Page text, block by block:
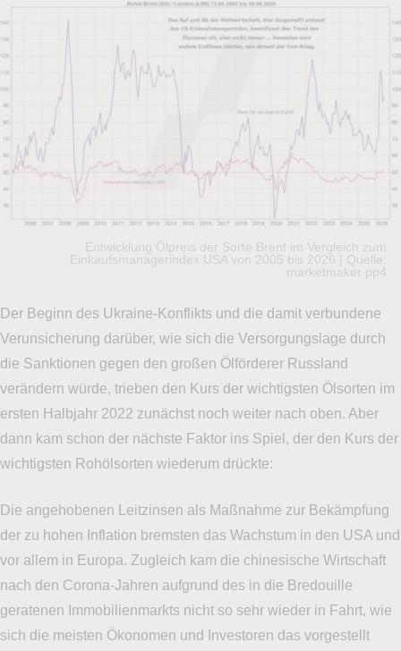
Entwicklung Ölpreis der Sorte Brent im Vergleich zum
Einkaufsmanagerindex USA von 2005 bis 2026 | Quelle:
marketmaker pp4
Der Beginn des Ukraine-Konflikts und die damit verbundene
Verunsicherung darüber, wie sich die Versorgungslage durch
die Sanktionen gegen den großen Ölförderer Russland
verändern würde, trieben den Kurs der wichtigsten Ölsorten im
ersten Halbjahr 2022 zunächst noch weiter nach oben. Aber
dann kam schon der nächste Faktor ins Spiel, der den Kurs der
wichtigsten Rohölsorten wiederum drückte:
Die angehobenen Leitzinsen als Maßnahme zur Bekämpfung
der zu hohen Inflation bremsten das Wachstum in den USA und
vor allem in Europa. Zugleich kam die chinesische Wirtschaft
nach den Corona-Jahren aufgrund des in die Bredouille
geratenen Immobilienmarkts nicht so sehr wieder in Fahrt, wie
sich die meisten Ökonomen und Investoren das vorgestellt